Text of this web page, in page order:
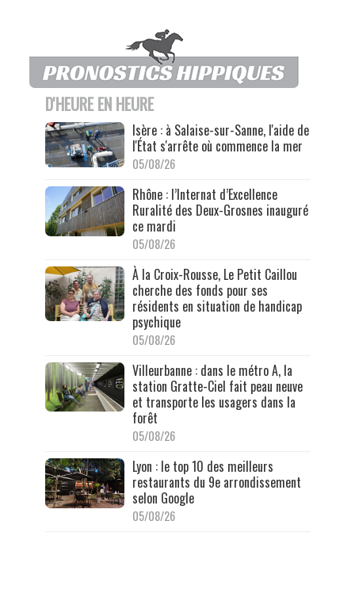
D'HEURE EN HEURE
Isère : à Salaise-sur-Sanne, l'aide de
l'État s'arrête où commence la mer
05/08/26
Rhône : l’Internat d’Excellence
Ruralité des Deux-Grosnes inauguré
ce mardi
05/08/26
À la Croix-Rousse, Le Petit Caillou
cherche des fonds pour ses
résidents en situation de handicap
psychique
05/08/26
Villeurbanne : dans le métro A, la
station Gratte-Ciel fait peau neuve
et transporte les usagers dans la
forêt
05/08/26
Lyon : le top 10 des meilleurs
restaurants du 9e arrondissement
selon Google
05/08/26